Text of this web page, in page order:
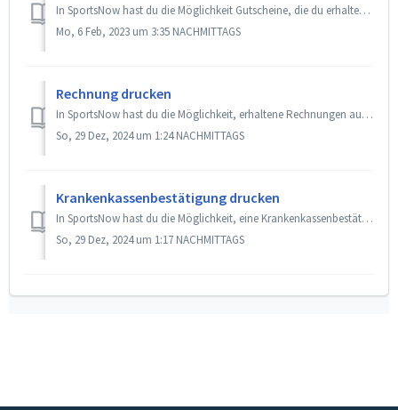
In SportsNow hast du die Möglichkeit Gutscheine, die du erhalten hast, direkt bei der Buchung einer Stunde einzulösen. Gut zu wissen Du musst ein neue...
Mo, 6 Feb, 2023 um 3:35 NACHMITTAGS
Rechnung drucken
In SportsNow hast du die Möglichkeit, erhaltene Rechnungen auszudrucken. Schritt-für-Schritt-Anleitung Im Web Gehe auf «Mein Konto». Wähle «Meine ...
So, 29 Dez, 2024 um 1:24 NACHMITTAGS
Krankenkassenbestätigung drucken
In SportsNow hast du die Möglichkeit, eine Krankenkassenbestätigung für deine Abonnemente auszudrucken. Gut zu wissen Die Rechnung muss bereits beza...
So, 29 Dez, 2024 um 1:17 NACHMITTAGS